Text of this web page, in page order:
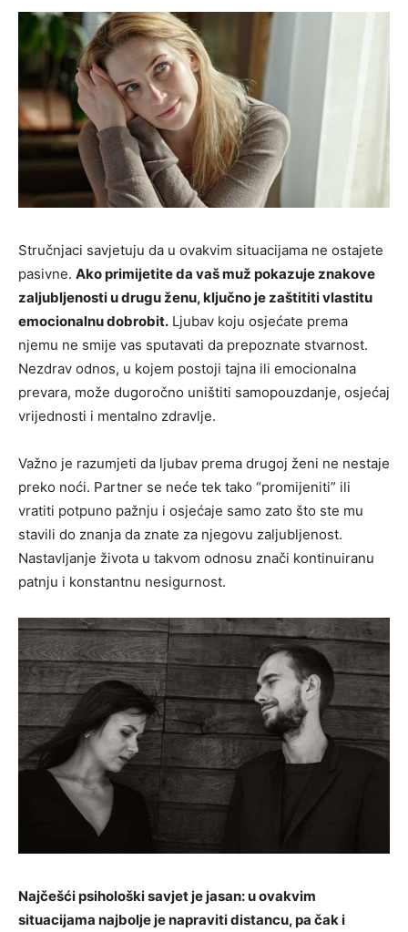
Stručnjaci savjetuju da u ovakvim situacijama ne ostajete
pasivne. Ako primijetite da vaš muž pokazuje znakove
zaljubljenosti u drugu ženu, ključno je zaštititi vlastitu
emocionalnu dobrobit. Ljubav koju osjećate prema
njemu ne smije vas sputavati da prepoznate stvarnost.
Nezdrav odnos, u kojem postoji tajna ili emocionalna
prevara, može dugoročno uništiti samopouzdanje, osjećaj
vrijednosti i mentalno zdravlje.
Važno je razumjeti da ljubav prema drugoj ženi ne nestaje
preko noći. Partner se neće tek tako “promijeniti” ili
vratiti potpuno pažnju i osjećaje samo zato što ste mu
stavili do znanja da znate za njegovu zaljubljenost.
Nastavljanje života u takvom odnosu znači kontinuiranu
patnju i konstantnu nesigurnost.
Najčešći psihološki savjet je jasan: u ovakvim
situacijama najbolje je napraviti distancu, pa čak i